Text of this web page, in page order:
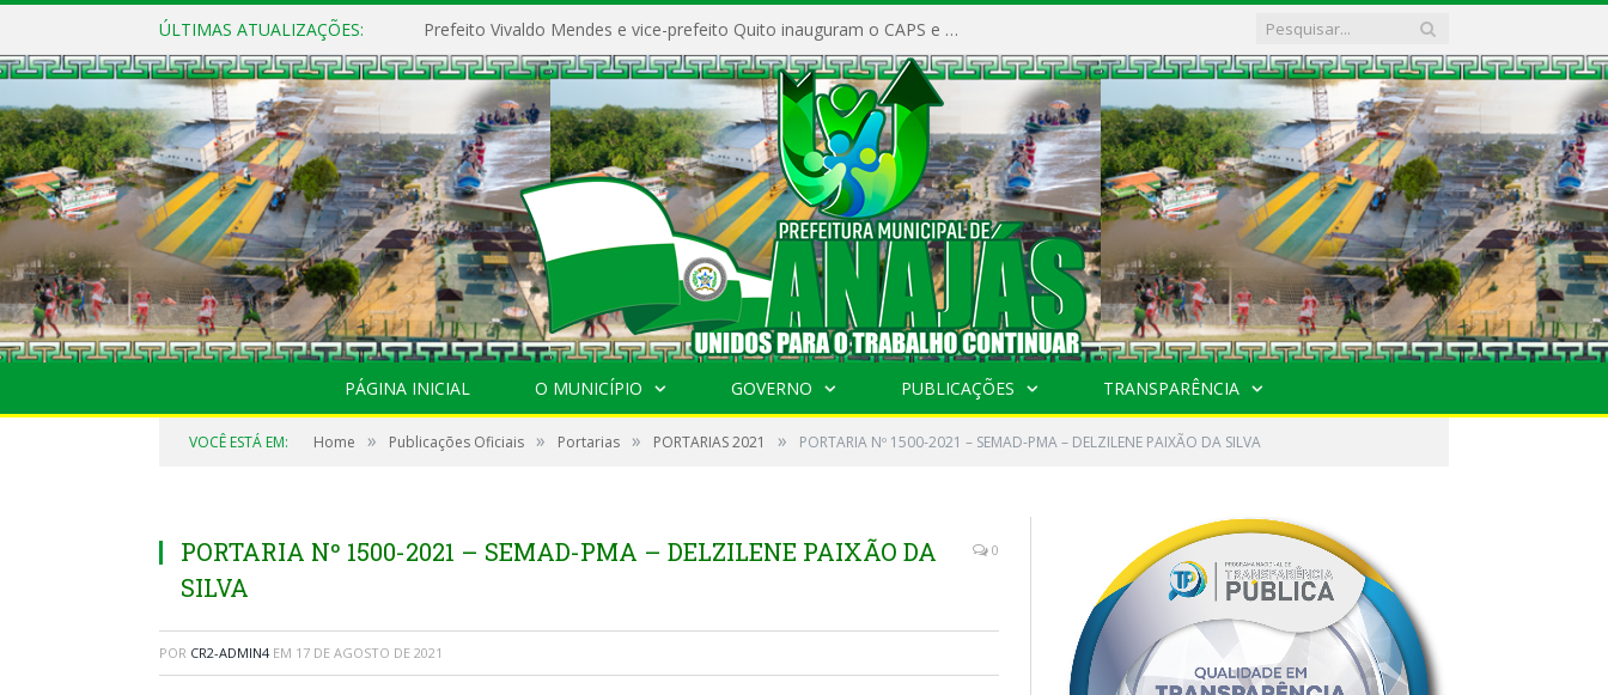
ÚLTIMAS ATUALIZAÇÕES: Prefeito Vivaldo Mendes e vice-prefeito Quito inauguram o CAPS e fortalecem a saúde pública em Anajás.
PÁGINA INICIAL O MUNICÍPIO GOVERNO PUBLICAÇÕES TRANSPARÊNCIA
VOCÊ ESTÁ EM: Home » Publicações Oficiais » Portarias » PORTARIAS 2021 » PORTARIA Nº 1500-2021 – SEMAD-PMA – DELZILENE PAIXÃO DA SILVA
PORTARIA Nº 1500-2021 – SEMAD-PMA – DELZILENE PAIXÃO DA
SILVA
0
POR CR2-ADMIN4 EM 17 DE AGOSTO DE 2021